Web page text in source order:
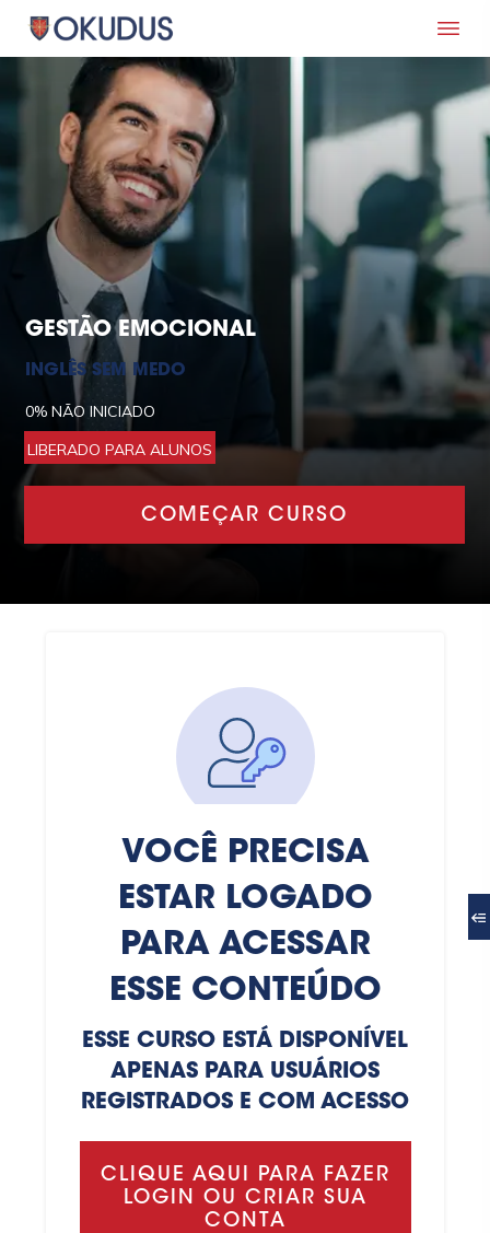
GESTÃO EMOCIONAL
INGLÊS SEM MEDO
0% NÃO INICIADO
LIBERADO PARA ALUNOS
COMEÇAR CURSO
VOCÊ PRECISA
ESTAR LOGADO
PARA ACESSAR
ESSE CONTEÚDO
ESSE CURSO ESTÁ DISPONÍVEL
APENAS PARA USUÁRIOS
REGISTRADOS E COM ACESSO
CLIQUE AQUI PARA FAZER
LOGIN OU CRIAR SUA
CONTA